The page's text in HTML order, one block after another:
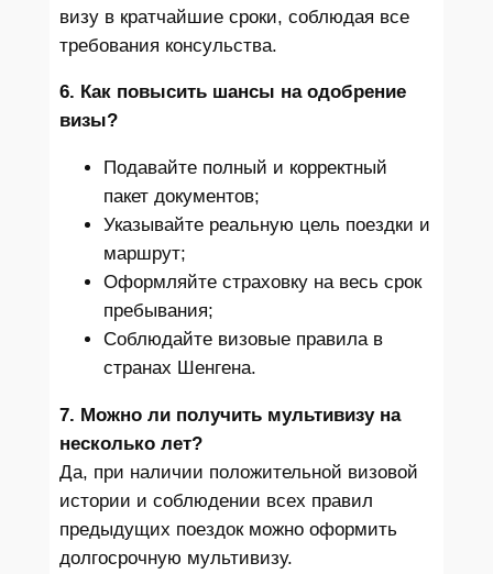
визу в кратчайшие сроки, соблюдая все
требования консульства.
6. Как повысить шансы на одобрение
визы?
Подавайте полный и корректный
пакет документов;
Указывайте реальную цель поездки и
маршрут;
Оформляйте страховку на весь срок
пребывания;
Соблюдайте визовые правила в
странах Шенгена.
7. Можно ли получить мультивизу на
несколько лет?
Да, при наличии положительной визовой
истории и соблюдении всех правил
предыдущих поездок можно оформить
долгосрочную мультивизу.